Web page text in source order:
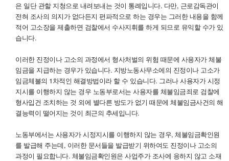
은 일단 관할 지청으로 내려보내는 것이 통례입니다. 다만, 근로감독관이
전혀 조사의 의지가 없다든지 편파적으로 하는 경우는 그러한 내용을 함께
적어 고소장을 제출하면 검찰에서 수사지휘를 하게 되므로 유익할 수가 있
습니다.
이러한 진정이나 고소의 과정에서 형사처벌의 위험 때문에 사용자가 체불
임금을 지급하는 경우가 있습니다. 지방노동사무소에의 진정이나 고소가
임금체불의 1차적인 해결방법이라 할 수 있습니다. 그러나 사용자가 시정
지시를 이행하지 않는 경우 노동부로서는 사용자를 체불임금죄로 검찰에
형사입건 조치하는 것 외에 별다른 방도가 없기 때문에 체불임금사건의 해
결능력이 떨어지는 것이 최근의 추세입니다.
노동부에서는 사용자가 시정지시를 이행하지 않는 경우, 체불임금확인원
를 발급해 주는데, 이러한 문서들을 발급받기 위하여도 진정이나 고소의
과정이 필요합니다. 체불임금확인원은 사업주가 조사에 응하지 않고 소재